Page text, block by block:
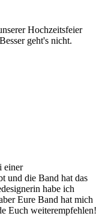
Hochzeitsfeier
geht's nicht.
einer
und die Band hat das
habe ich
Eure Band hat mich
Euch weiterempfehlen!